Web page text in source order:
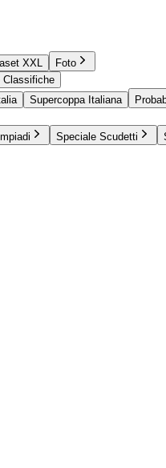
XXL
Foto
Classifiche
Supercoppa Italiana
Speciale Scudetti